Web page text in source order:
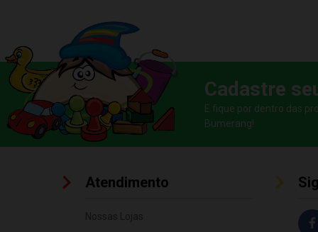
Cadastre
E fique por dentro das
Bumerang!
Atendimento